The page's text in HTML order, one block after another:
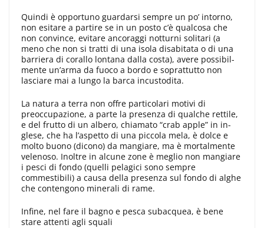
Quindi è opportuno guardarsi sempre un po’ intorno,
non esitare a partire se in un posto c’è qualcosa che
non convince, evitare ancoraggi notturni solitari (a
meno che non si tratti di una isola disabitata o di una
barriera di coral­lo lontana dalla costa), avere possibil­
mente un’arma da fuoco a bordo e so­prattutto non
lasciare mai a lungo la bar­ca incustodita.
La natura a terra non offre particolari motivi di
preoccupazione, a parte la pre­senza di qualche rettile,
e del frutto di un albero, chiamato “crab apple” in in­
glese, che ha l’aspetto di una piccola me­la, è dolce e
molto buono (dicono) da mangiare, ma è mortalmente
velenoso. Inoltre in alcune zone è meglio non man­giare
i pesci di fondo (quelli pelagici so­no sempre
commestibili) a causa della presenza sul fondo di alghe
che conten­gono minerali di rame.
Infine, nel fare il bagno e pesca sub­acquea, è bene
stare attenti agli squali